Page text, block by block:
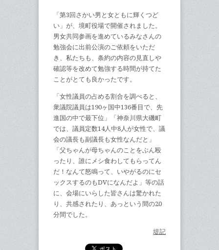
「第3回さかい男と女ともに輝くつど
い」が、境町役場で開催されました。
男女共同参画を進めているみなさんの
勉強会に出前公演のご依頼をいただ
き、私たちも、条約の内容の見直しや
確認等を改めて勉強する時間が持てた
ことがとても良かったです。
「女性議員の占める割合を調べると、
衆議院議員は190ヶ国中136番目で、先
進国の中で最下位」「神奈川県大磯町
では、議員定数14人中8人が女性で、議
会の議長も副議長も女性なんだと」
「父ちゃんが母ちゃんのことをぶん殴
ったり、誰にメシ食わしてもらってん
だ！なんて怒鳴って、いやがるのにセ
ックスするのもDVになんだよ」等の話
に、会場にいらした皆さんは驚かれた
り、共感されたり、あっという間の20
分間でした。
堤記